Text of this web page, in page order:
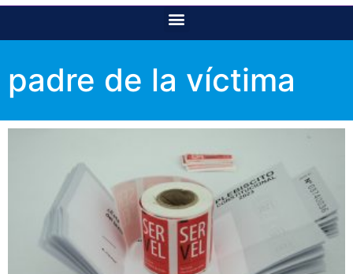
padre de la víctima